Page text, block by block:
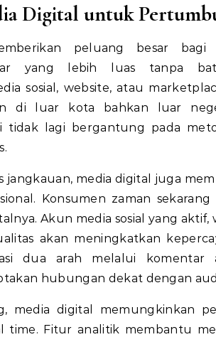
Digital untuk
peluang besar
yang lebih luas tanpa
sosial, website, atau
di luar kota bahkan luar
tidak lagi bergantung pada
jangkauan, media digital juga
Konsumen zaman
Akun media sosial yang
akan meningkatkan
dua arah melalui komentar
hubungan dekat dengan
media digital memungkinkan
time. Fitur analitik membantu